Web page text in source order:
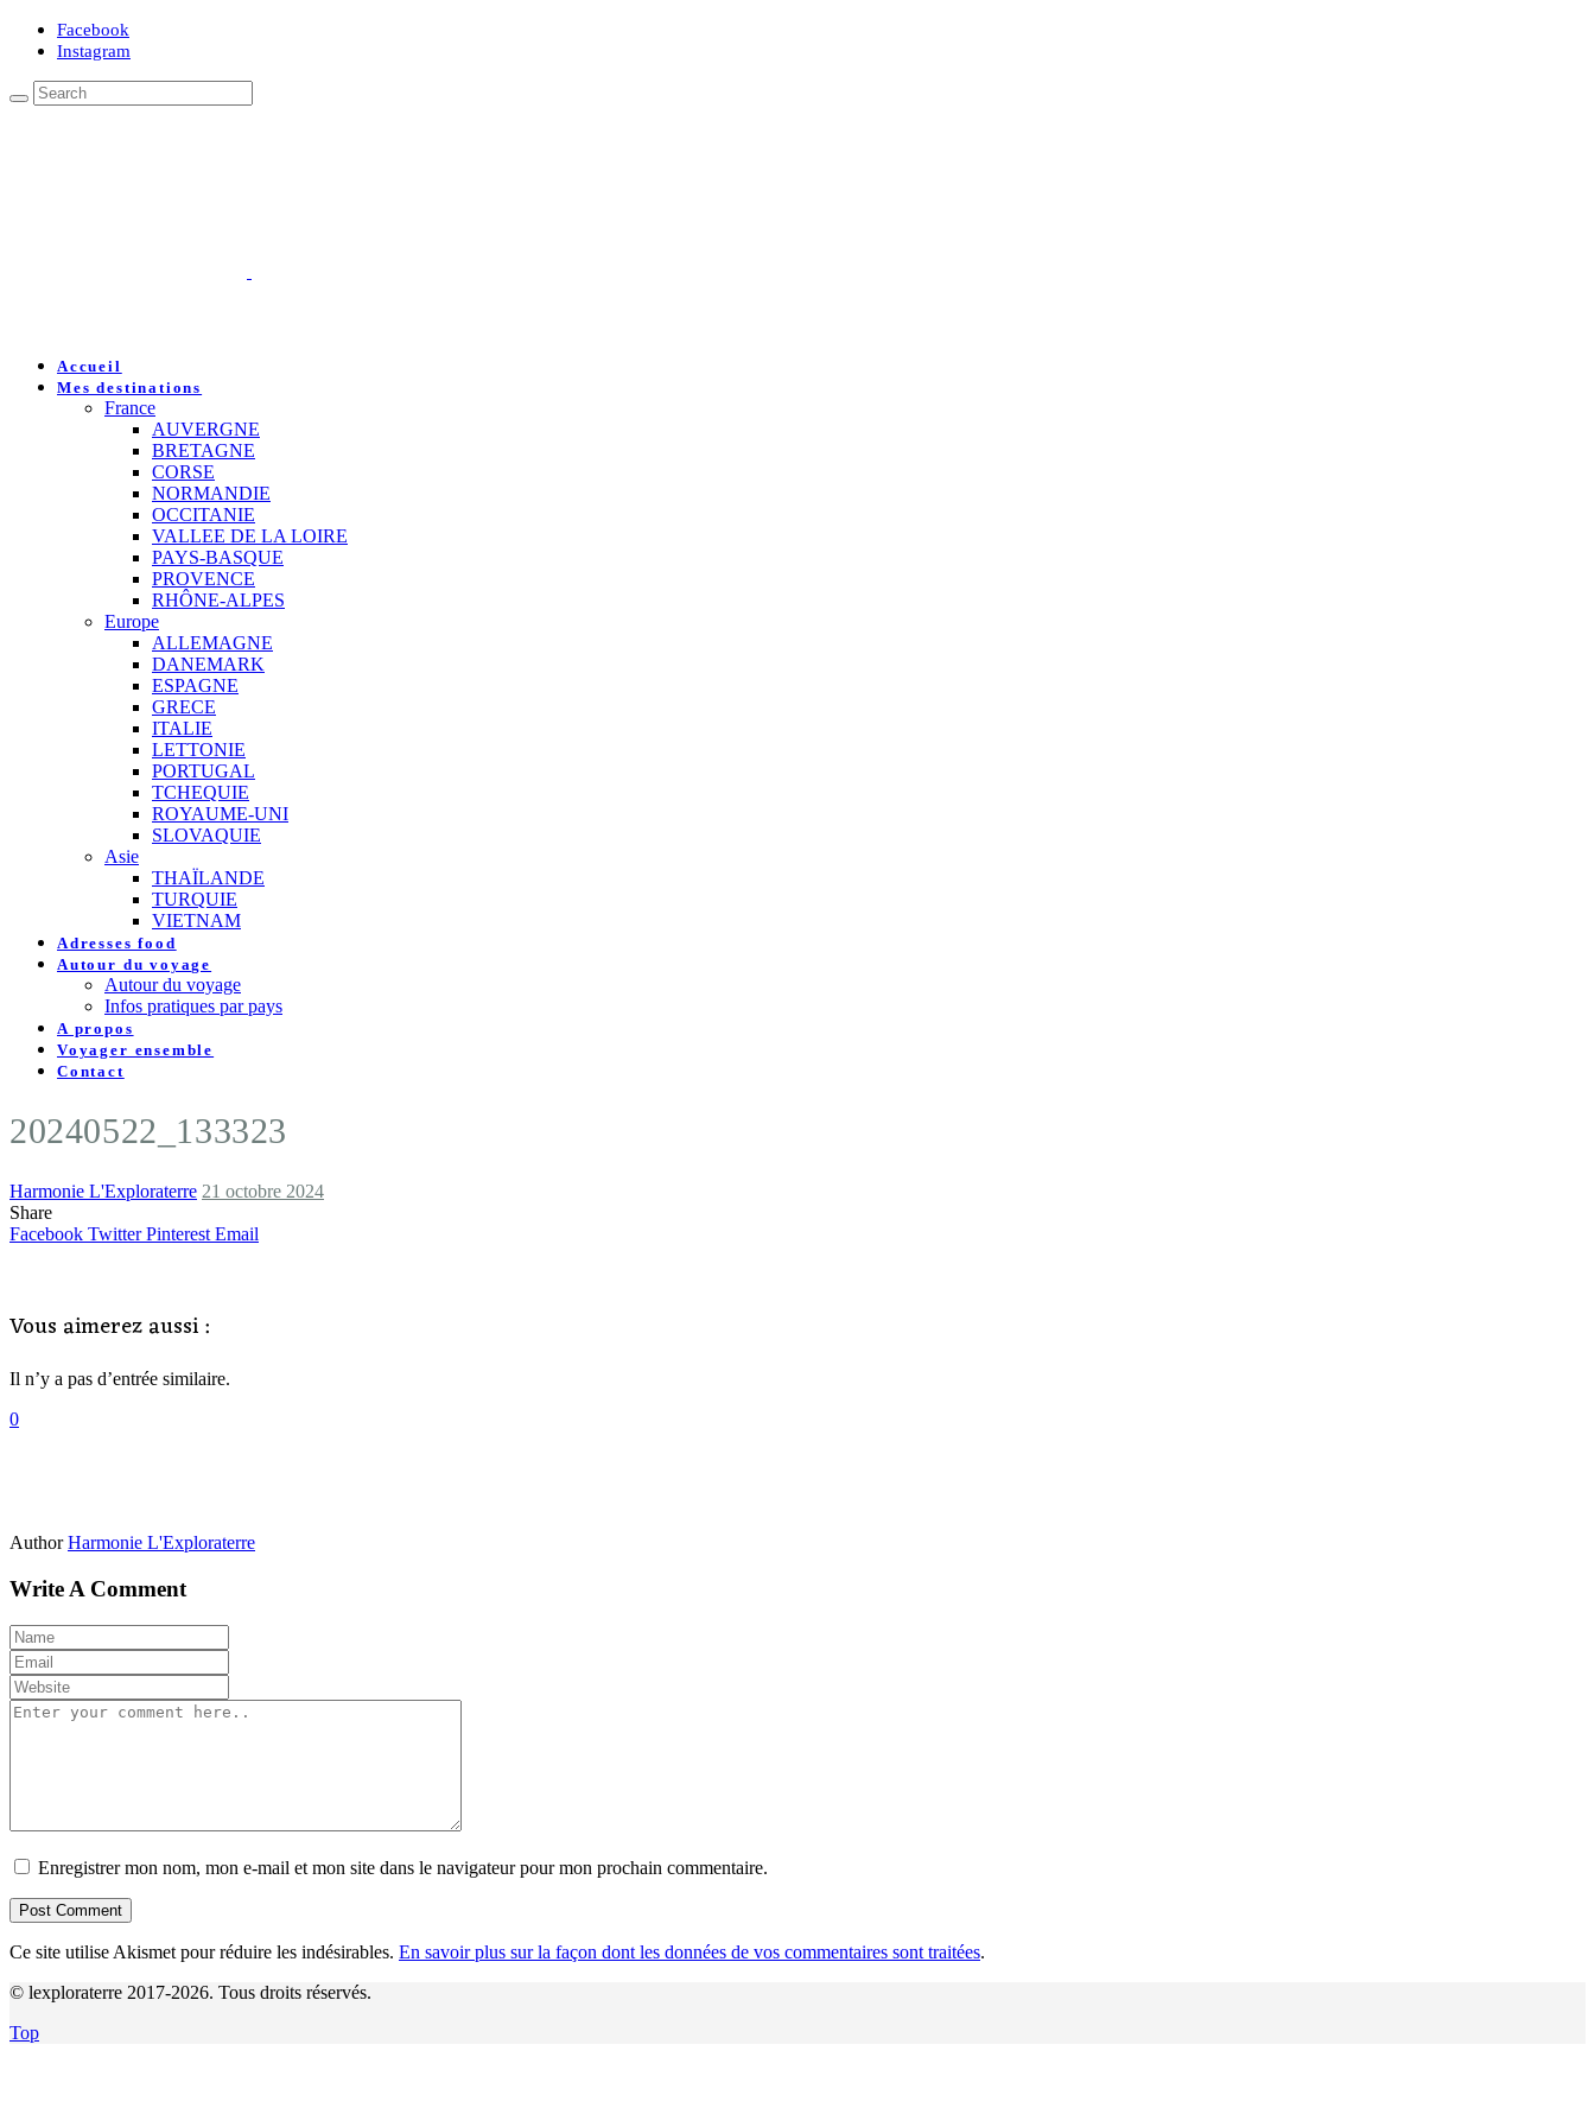
Facebook
Instagram
Accueil
Mes destinations
France
AUVERGNE
BRETAGNE
CORSE
NORMANDIE
OCCITANIE
VALLEE DE LA LOIRE
PAYS-BASQUE
PROVENCE
RHÔNE-ALPES
Europe
ALLEMAGNE
DANEMARK
ESPAGNE
GRECE
ITALIE
LETTONIE
PORTUGAL
TCHEQUIE
ROYAUME-UNI
SLOVAQUIE
Asie
THAÏLANDE
TURQUIE
VIETNAM
Adresses food
Autour du voyage
Autour du voyage
Infos pratiques par pays
A propos
Voyager ensemble
Contact
20240522_133323
Harmonie L'Exploraterre 21 octobre 2024
Share
Facebook Twitter Pinterest Email
Vous aimerez aussi :
Il n’y a pas d’entrée similaire.
0
Author Harmonie L'Exploraterre
Write A Comment
Enregistrer mon nom, mon e-mail et mon site dans le navigateur pour mon prochain commentaire.
Ce site utilise Akismet pour réduire les indésirables. En savoir plus sur la façon dont les données de vos commentaires sont traitées.
© lexploraterre 2017-2026. Tous droits réservés.
Top